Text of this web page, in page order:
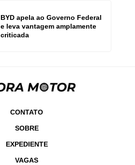
BYD apela ao Governo Federal
e leva vantagem amplamente
criticada
CONTATO
SOBRE
EXPEDIENTE
VAGAS